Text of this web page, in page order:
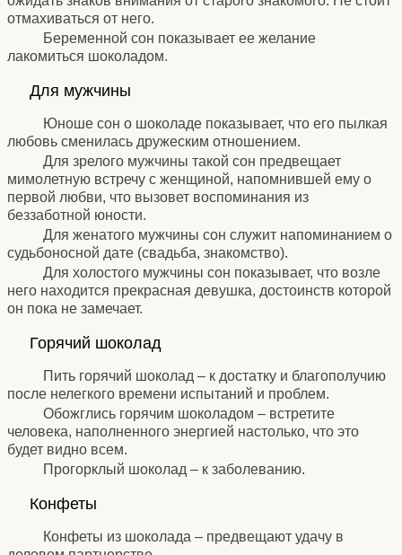
отмахиваться от него.
Беременной сон показывает ее желание
лакомиться шоколадом.
Для мужчины
Юноше сон о шоколаде показывает, что его пылкая
любовь сменилась дружеским отношением.
Для зрелого мужчины такой сон предвещает
мимолетную встречу с женщиной, напомнившей ему о
первой любви, что вызовет воспоминания из
беззаботной юности.
Для женатого мужчины сон служит напоминанием о
судьбоносной дате (свадьба, знакомство).
Для холостого мужчины сон показывает, что возле
него находится прекрасная девушка, достоинств которой
он пока не замечает.
Горячий шоколад
Пить горячий шоколад – к достатку и благополучию
после нелегкого времени испытаний и проблем.
Обожглись горячим шоколадом – встретите
человека, наполненного энергией настолько, что это
будет видно всем.
Прогорклый шоколад – к заболеванию.
Конфеты
Конфеты из шоколада – предвещают удачу в